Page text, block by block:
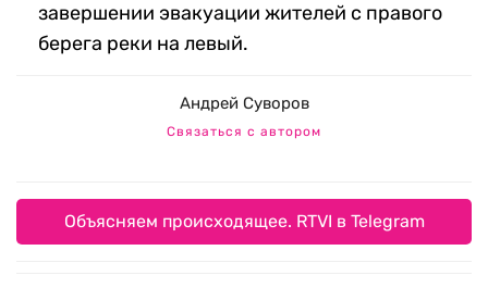
завершении эвакуации жителей с правого
берега реки на левый.
Андрей Суворов
Связаться с автором
Объясняем происходящее. RTVI в Telegram